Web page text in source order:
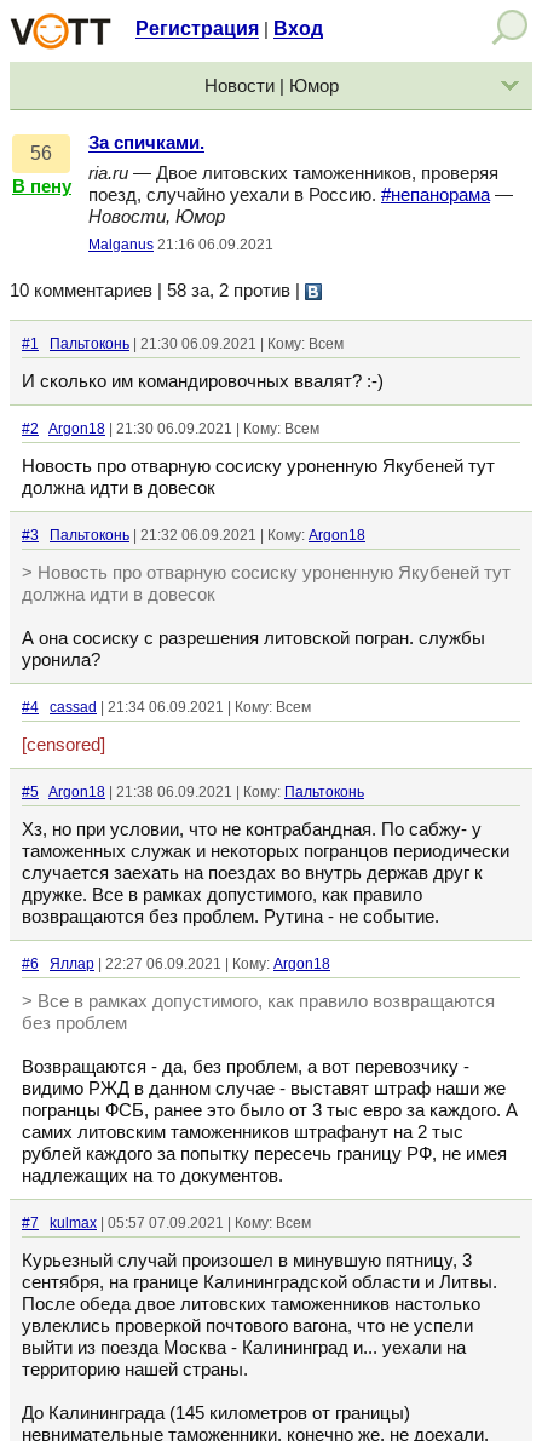
Регистрация Вход
Новости | Юмор
56
В пену
За спичками.
ria.ru — Двое литовских таможенников, проверяя
поезд, случайно уехали в Россию. #непанорама —
Новости, Юмор
Malganus 21:16 06.09.2021
10 комментариев | 58 за, 2 против
#1 Пальтоконь | 21:30 06.09.2021 | Кому: Всем
И сколько им командировочных ввалят? :-)
#2 Argon18 | 21:30 06.09.2021 | Кому: Всем
Новость про отварную сосиску уроненную Якубеней тут
должна идти в довесок
#3 Пальтоконь | 21:32 06.09.2021 | Кому: Argon18
> Новость про отварную сосиску уроненную Якубеней тут
должна идти в довесок
А она сосиску с разрешения литовской погран. службы
уронила?
#4 cassad | 21:34 06.09.2021 | Кому: Всем
[censored]
#5 Argon18 | 21:38 06.09.2021 | Кому: Пальтоконь
Хз, но при условии, что не контрабандная. По сабжу- у
таможенных служак и некоторых погранцов периодически
случается заехать на поездах во внутрь держав друг к
дружке. Все в рамках допустимого, как правило
возвращаются без проблем. Рутина - не событие.
#6 Яллар | 22:27 06.09.2021 | Кому: Argon18
> Все в рамках допустимого, как правило возвращаются
без проблем
Возвращаются - да, без проблем, а вот перевозчику -
видимо РЖД в данном случае - выставят штраф наши же
погранцы ФСБ, ранее это было от 3 тыс евро за каждого. А
самих литовским таможенников штрафанут на 2 тыс
рублей каждого за попытку пересечь границу РФ, не имея
надлежащих на то документов.
#7 kulmax | 05:57 07.09.2021 | Кому: Всем
Курьезный случай произошел в минувшую пятницу, 3
сентября, на границе Калининградской области и Литвы.
После обеда двое литовских таможенников настолько
увлеклись проверкой почтового вагона, что не успели
выйти из поезда Москва - Калининград и... уехали на
территорию нашей страны.
До Калининграда (145 километров от границы)
невнимательные таможенники, конечно же, не доехали.